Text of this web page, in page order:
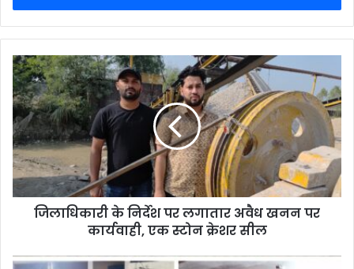
जिलाधिकारी के निर्देश पर लगातार अवैध खनन पर
कार्यवाही, एक स्टोन क्रेशर सील